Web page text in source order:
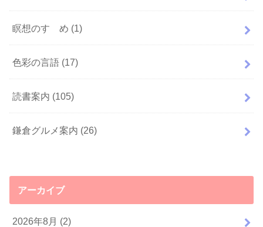
瞑想のすゝめ (1)
色彩の言語 (17)
読書案内 (105)
鎌倉グルメ案内 (26)
アーカイブ
2026年8月 (2)